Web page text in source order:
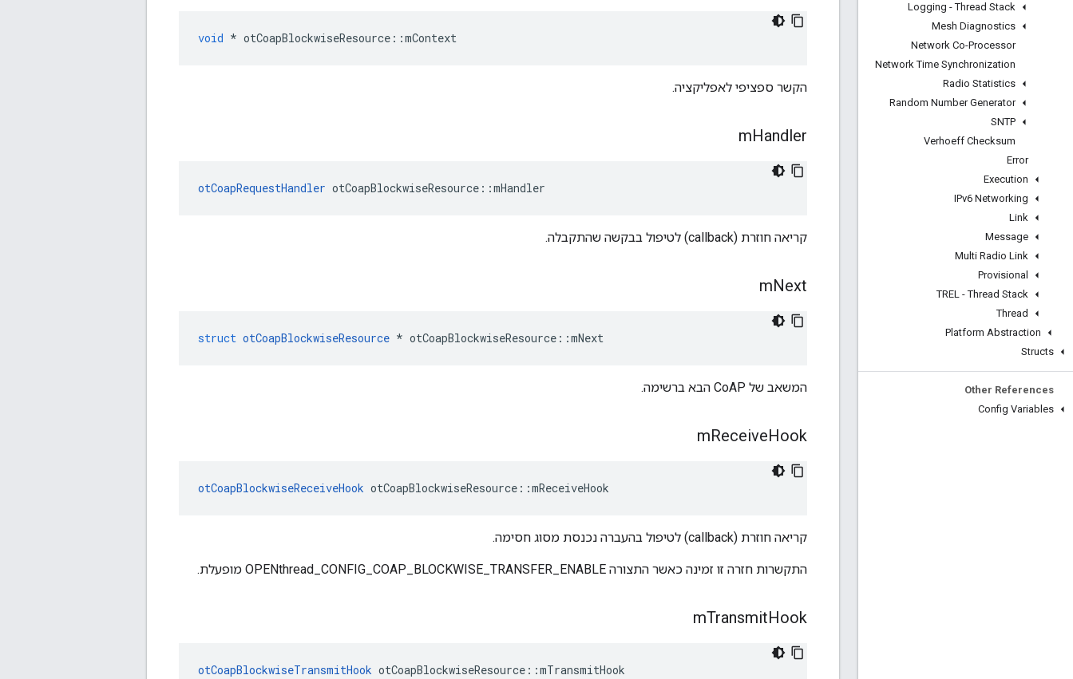
Logging - Thread Stack
Mesh Diagnostics
Network Co-Processor
Network Time Synchronization
Radio Statistics
Random Number Generator
SNTP
Verhoeff Checksum
Error
Execution
IPv6 Networking
Link
Message
Multi Radio Link
Provisional
TREL - Thread Stack
Thread
Platform Abstraction
Structs
Other References
Config Variables
void * otCoapBlockwiseResource ::mContext
הקשר ספציפי לאפליקציה.
mHandler
otCoapRequestHandler otCoapBlockwiseResource ::mHandler
קריאה חוזרת (callback) לטיפול בבקשה שהתקבלה.
mNext
struct otCoapBlockwiseResource * otCoapBlockwiseResource ::mNext
המשאב של CoAP הבא ברשימה.
mReceiveHook
otCoapBlockwiseReceiveHook otCoapBlockwiseResource ::mReceiveHook
קריאה חוזרת (callback) לטיפול בהעברה נכנסת מסוג חסימה.
התקשרות חזרה זו זמינה כאשר התצורה OPENthread_CONFIG_COAP_BLOCKWISE_TRANSFER_ENABLE מופעלת.
mTransmitHook
otCoapBlockwiseTransmitHook otCoapBlockwiseResource ::mTransmitHook